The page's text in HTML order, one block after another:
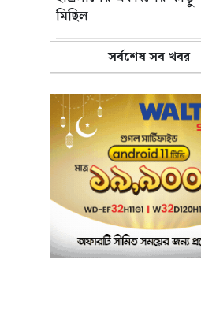
মিছিল
মানসম্মত শিক্ষা নিশ্চিতে
শ্যামপুরে তৎপর শিক্ষা
অফিসার শাপলা খানম
তাৎক্ষণিক খাদ্য পরীক্ষা
নিশ্চিত করবে ভ্রাম্যমাণ
পরীক্ষাগার: এস এম হুমায়ূন
কবির
বাকৃবিতে মুখোমুখি দুই
আবাসিক হল, ভাঙচুরের
সর্বশেষ সব খবর